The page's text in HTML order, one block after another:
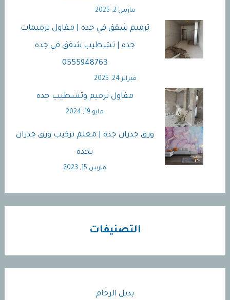
مارس 2, 2025
ترميم شقق في جده | مقاول ترميمات
جده | تشطيب شقق في جده
0555948763
فبراير 24, 2025
مقاول ترميم وتشطيب جده
مايو 19, 2024
ورق جدران جده | معلم تركيب ورق جدران
بجده
مارس 15, 2023
التصنيفات
بديل الرخام